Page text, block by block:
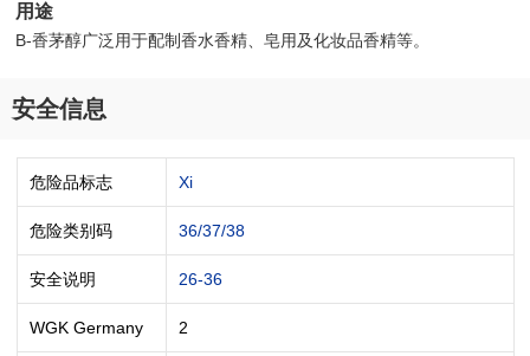
用途
B-香茅醇广泛用于配制香水香精、皂用及化妆品香精等。
安全信息
危险品标志 Xi
危险类别码 36/37/38
安全说明 26-36
WGK Germany 2